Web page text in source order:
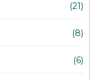
(21)
(8)
(6)